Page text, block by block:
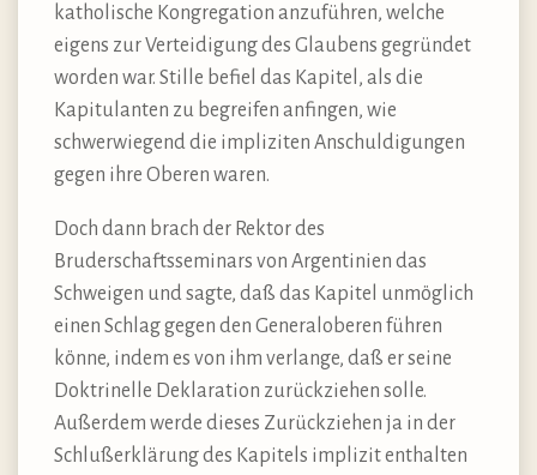
katholische Kongregation anzuführen, welche
eigens zur Verteidigung des Glaubens gegründet
worden war. Stille befiel das Kapitel, als die
Kapitulanten zu begreifen anfingen, wie
schwerwiegend die impliziten Anschuldigungen
gegen ihre Oberen waren.
Doch dann brach der Rektor des
Bruderschaftsseminars von Argentinien das
Schweigen und sagte, daß das Kapitel unmöglich
einen Schlag gegen den Generaloberen führen
könne, indem es von ihm verlange, daß er seine
Doktrinelle Deklaration zurückziehen solle.
Außerdem werde dieses Zurückziehen ja in der
Schlußerklärung des Kapitels implizit enthalten